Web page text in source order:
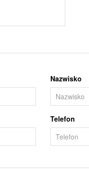
Nazwisko
Telefon